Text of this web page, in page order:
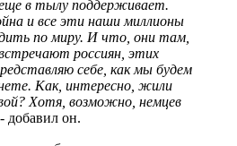
в тылу поддерживает.
и все эти наши миллионы
по миру. И что, они там,
россиян, этих
себе, как мы будем
Как, интересно, жили
Хотя, возможно, немцев
добавил он.